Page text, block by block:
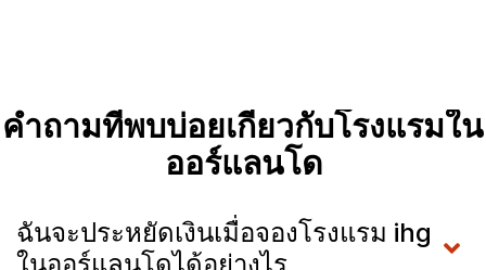
คำถามที่พบบ่อยเกี่ยวกับโรงแรมใน
ออร์แลนโด
ฉันจะประหยัดเงินเมื่อจองโรงแรม ihg